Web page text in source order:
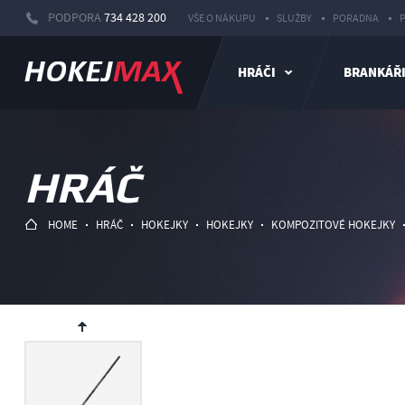
PODPORA734 428 200
HRÁČI
VŠE O NÁKUPU SLUŽBY PORADNA
HRÁČ
HOME HRÁČ HOKEJKY HOKEJKY KOMPOZITOVÉ HOKEJKY